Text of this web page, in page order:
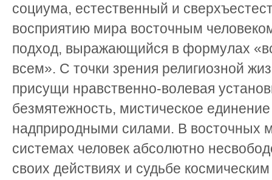
социума, естественный и
восприятию мира восточным
подход, выражающийся в формулах
всем». С точки зрения религиозной
присущи нравственно-волевая
безмятежность, мистическое
надприродными силами. В восточных
системах человек абсолютно
своих действиях и судьбе